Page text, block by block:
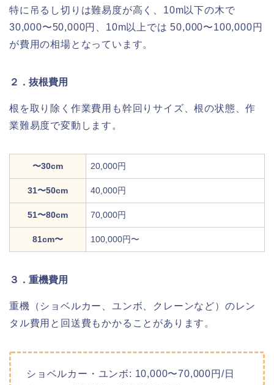
特に吊るし切りは難易度が高く、10m以下の木で
30,000〜50,000円、10m以上では 50,000〜100,000円
が費用の相場となっています。
２．抜根費用
根を取り除く作業費用も幹回りサイズ、根の状態、作
業難易度で変動します。
〜30cm 20,000円
31〜50cm 40,000円
51〜80cm 70,000円
81cm〜 100,000円〜
３．重機費用
重機（ショベルカー、ユンボ、クレーンなど）のレン
タル費用と回送費もかかることがあります。
ショベルカー・ユンボ: 10,000〜70,000円/日